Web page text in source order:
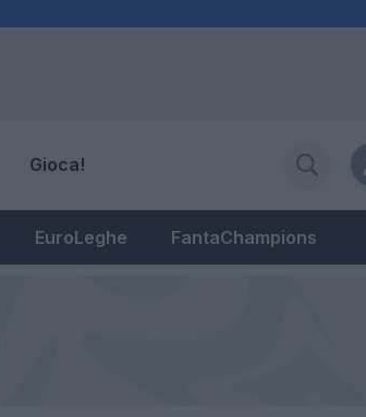
Gioca!
EuroLeghe FantaChampions